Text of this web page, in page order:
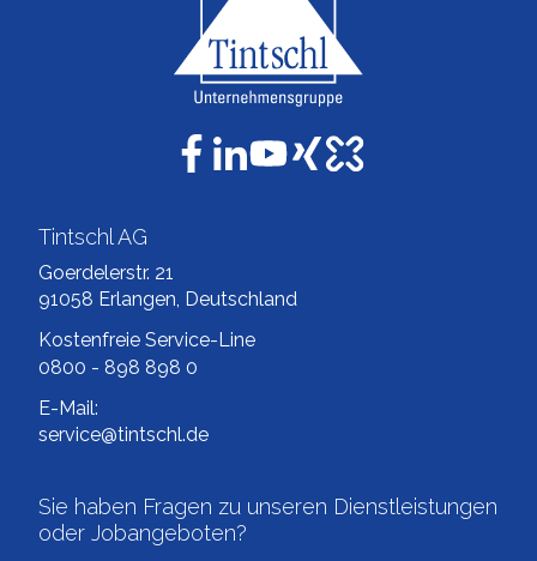
Tintschl AG
Goerdelerstr. 21
91058 Erlangen, Deutschland
Kostenfreie Service-Line
0800 - 898 898 0
E-Mail:
service@tintschl.de
Sie haben Fragen zu unseren Dienstleistungen
oder Jobangeboten?